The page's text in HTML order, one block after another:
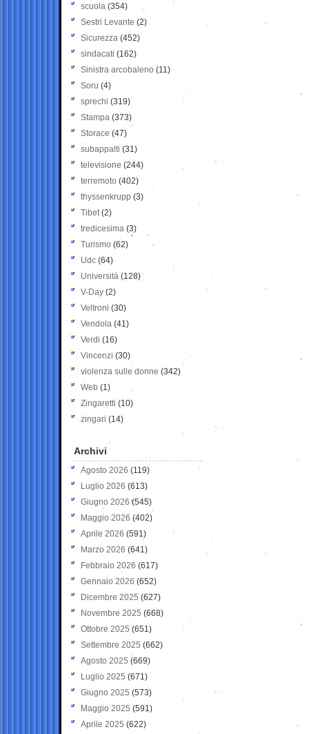
scuola (354)
Sestri Levante (2)
Sicurezza (452)
sindacati (162)
Sinistra arcobaleno (11)
Soru (4)
sprechi (319)
Stampa (373)
Storace (47)
subappalti (31)
televisione(244)
terremoto (402)
thyssenkrupp (3)
Tibet(2)
tredicesima (3)
Turismo (62)
Udc (64)
Università (128)
V-Day (2)
Veltroni (30)
Vendola (41)
Verdi (16)
Vincenzi (30)
violenza sulle donne (342)
Web (1)
Zingaretti (10)
zingari (14)
Archivi
Agosto 2026 (119)
Luglio 2026 (613)
Giugno 2026 (545)
Maggio 2026 (402)
Aprile 2026 (591)
Marzo 2026 (641)
Febbraio 2026 (617)
Gennaio 2026 (652)
Dicembre 2025 (627)
Novembre 2025 (668)
Ottobre 2025 (651)
Settembre 2025 (662)
Agosto 2025 (669)
Luglio 2025 (671)
Giugno 2025 (573)
Maggio 2025 (591)
Aprile 2025 (622)